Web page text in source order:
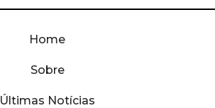
Home
Sobre
Últimas Notícias